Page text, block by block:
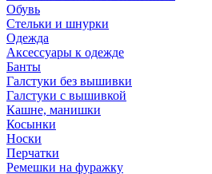
Обувь
Стельки и шнурки
Одежда
Аксессуары к одежде
Банты
Галстуки без вышивки
Галстуки с вышивкой
Кашне, манишки
Косынки
Носки
Перчатки
Ремешки на фуражку